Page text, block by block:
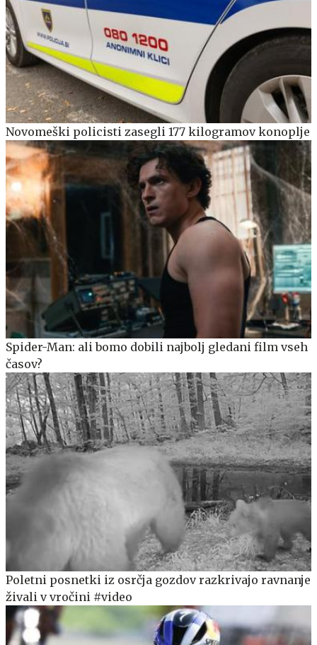
Novomeški policisti zasegli 177 kilogramov konoplje
Spider-Man: ali bomo dobili najbolj gledani film vseh
časov?
Poletni posnetki iz osrčja gozdov razkrivajo ravnanje
živali v vročini #video